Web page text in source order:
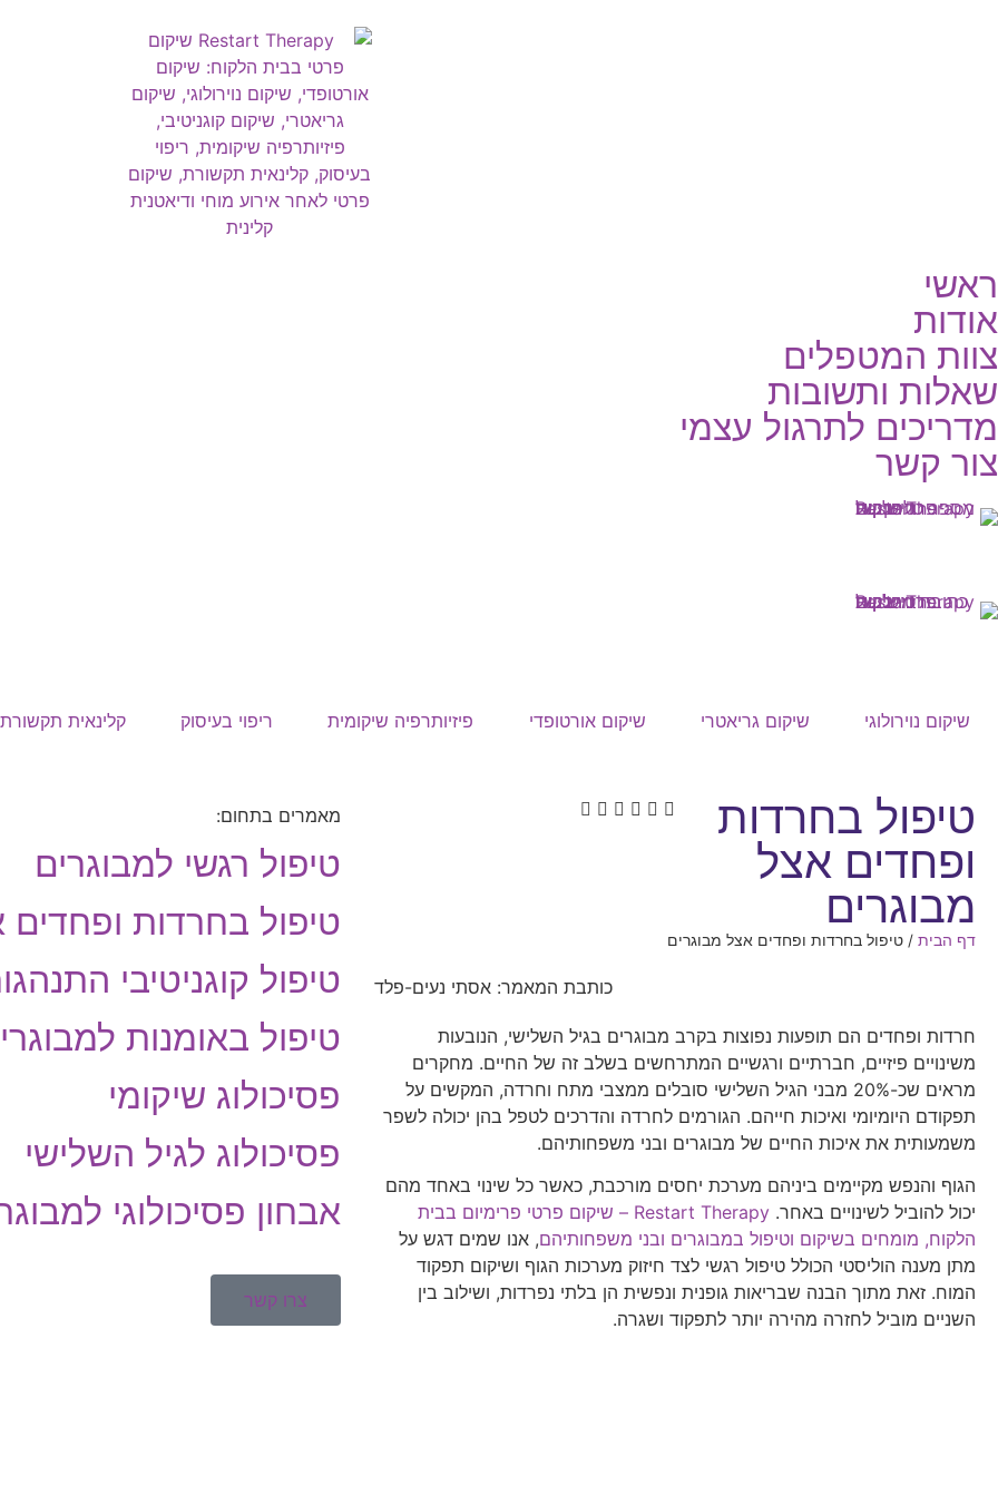
ראשי
אודות
צוות המטפלים
שאלות ותשובות
מדריכים לתרגול עצמי
צור קשר
שיקום נוירולוגי שיקום גריאטרי שיקום אורטופדי פיזיותרפיה שיקומית ריפוי בעיסוק קלינאית תקשורת
טיפול בחרדות
ופחדים אצל
מבוגרים
דף הבית / טיפול בחרדות ופחדים אצל מבוגרים
כותבת המאמר: אסתי נעים-פלד
חרדות ופחדים הם תופעות נפוצות בקרב מבוגרים בגיל השלישי, הנובעות
משינויים פיזיים, חברתיים ורגשיים המתרחשים בשלב זה של החיים. מחקרים
מראים שכ-20% מבני הגיל השלישי סובלים ממצבי מתח וחרדה, המקשים על
תפקודם היומיומי ואיכות חייהם. הגורמים לחרדה והדרכים לטפל בהן יכולה לשפר
משמעותית את איכות החיים של מבוגרים ובני משפחותיהם.
הגוף והנפש מקיימים ביניהם מערכת יחסים מורכבת, כאשר כל שינוי באחד מהם
יכול להוביל לשינויים באחר.
Restart Therapy – שיקום פרטי פרימיום בבית
הלקוח, מומחים בשיקום וטיפול במבוגרים ובני משפחותיהם, אנו שמים דגש על
מתן מענה הוליסטי הכולל טיפול רגשי לצד חיזוק מערכות הגוף ושיקום תפקוד
המוח. זאת מתוך הבנה שבריאות גופנית ונפשית הן בלתי נפרדות, ושילוב בין
השניים מוביל לחזרה מהירה יותר לתפקוד ושגרה.
מאמרים בתחום:
טיפול רגשי למבוגרים
טיפול בחרדות ופחדים
טיפול קוגניטיבי
טיפול באומנות
פסיכולוג שיקומי
פסיכולוג לגיל השלישי
אבחון פסיכולוגי
צרו קשר